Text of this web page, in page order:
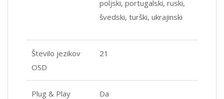
poljski, portugalski, ruski,
švedski, turški, ukrajinski
Število jezikov
OSD
21
Plug & Play Da